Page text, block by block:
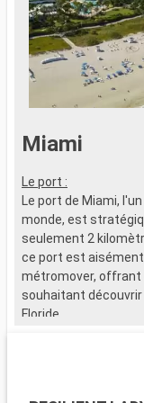
Miami
Le port :
Le port de Miami,
monde, est
seulement 2
ce port est aisément
métromover, offrant
souhaitant
Floride.
Miami est un